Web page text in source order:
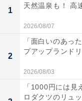
1
天然温泉も！ 高
2026/08/07
2
「面白いのあっ
プアップランド
2026/08/03
「1000円には見
ロダクツのリュ